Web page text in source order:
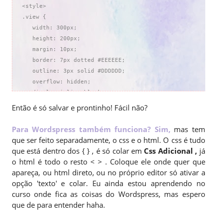
<style>
.view {
   width: 300px;
   height: 200px;
   margin: 10px;
   border: 7px dotted #EEEEEE;
   outline: 3px solid #DDDDDD;
   overflow: hidden;
   display:inline-block;
   position:relative;
   text-align: center;
   -webkit-box-shadow: 1px 1px 2px #DDDDDD;
   -moz-box-shadow: 1px 1px 2px #DDDDDD;
   box-shadow: 1px 1px 2px #DDDDDD;
background:url(https://i961.photobucket.com/albums/
.view-four img {
   -webkit-transform: scaleY(1);
   -moz-transform: scaleY(1);
   -o-transform: scaleY(1);
Então é só salvar e prontinho! Fácil não?
Para Wordspress também funciona? Sim, mas tem
que ser feito separadamente, o css e o html. O css é tudo
que está dentro dos { } , é só colar emCss Adicional , já
o html é todo o resto < > . Coloque ele onde quer que
apareça, ou html direto, ou no próprio editor só ativar a
opção 'texto' e colar. Eu ainda estou aprendendo no
curso onde fica as coisas do Wordspress, mas espero
que de para entender haha.